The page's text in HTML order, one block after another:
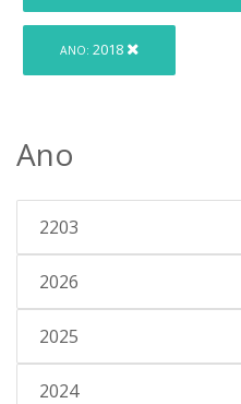
ANO: 2018
Ano
2203
2026
2025
2024